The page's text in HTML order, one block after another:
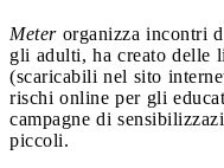
Meterorganizza incontri
gli adulti, ha creato delle
(scaricabili nel sito
rischi online per gli
campagne di
piccoli.